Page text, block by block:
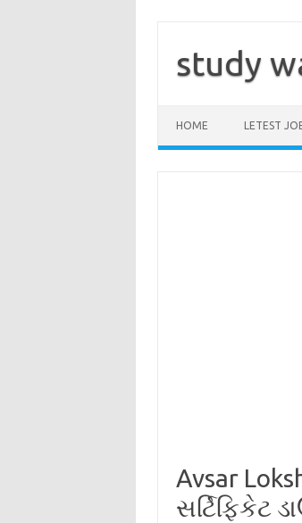
content
study
HOME LETEST
Avsar
સર્ટિફિકેટ